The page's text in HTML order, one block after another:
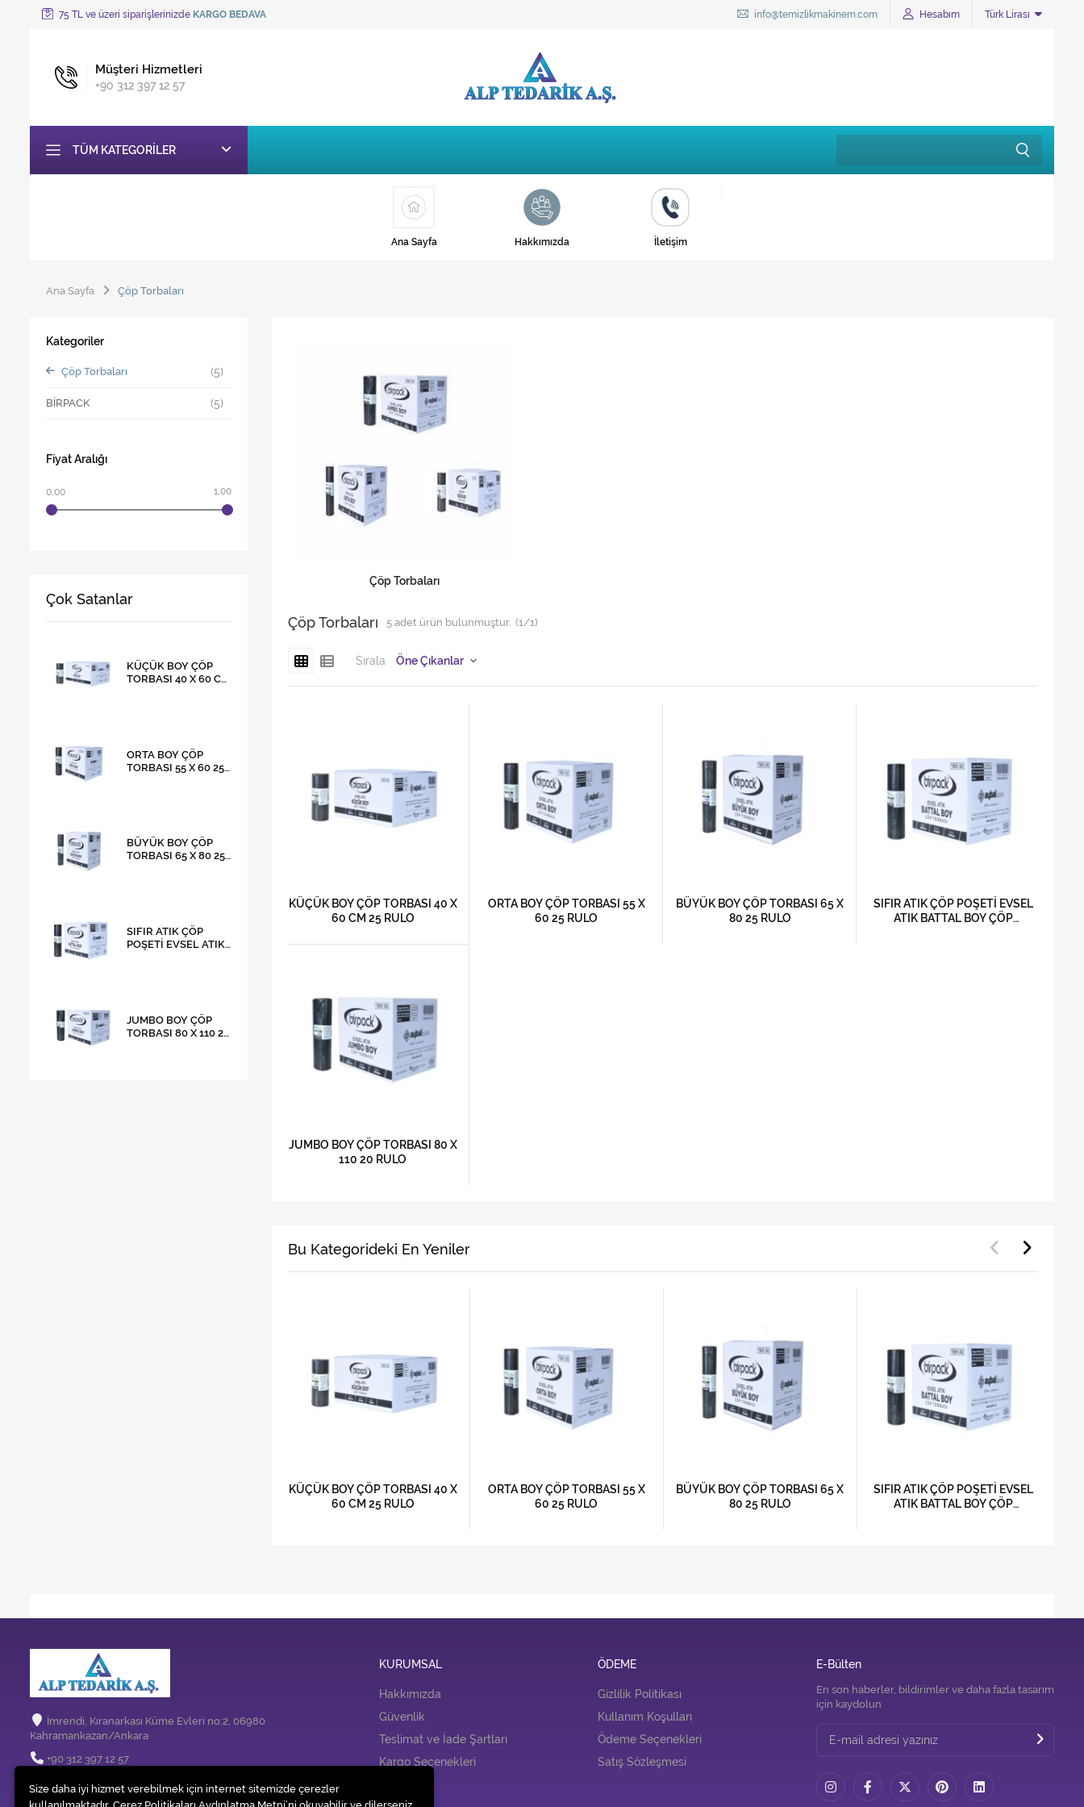
75 TL ve üzeri siparişlerinizde KARGO BEDAVA info@temizlikmakinem.com Hesabım Türk Lirası
Müşteri Hizmetleri
+90 312 397 12 57
TÜM KATEGORILER
Ana Sayfa Hakkımızda İletişim
Ana Sayfa Çöp Torbaları
Çöp Torbaları
Çöp Torbaları 5 adet ürün bulunmuştur. (1/1)
Sırala
KÜÇÜK BOY ÇÖP TORBASI 40 X
60 CM 25 RULO
ORTA BOY ÇÖP TORBASI 55 X
60 25 RULO
BÜYÜK BOY ÇÖP TORBASI 65 X
80 25 RULO
SIFIR ATIK ÇÖP POŞETİ EVSEL
ATIK BATTAL BOY ÇÖP
JUMBO BOY ÇÖP TORBASI 80 X
110 20 RULO
Bu Kategorideki En Yeniler
KÜÇÜK BOY ÇÖP TORBASI 40 X
60 CM 25 RULO
ORTA BOY ÇÖP TORBASI 55 X
60 25 RULO
BÜYÜK BOY ÇÖP TORBASI 65 X
80 25 RULO
SIFIR ATIK ÇÖP POŞETİ EVSEL
ATIK BATTAL BOY ÇÖP
Kategoriler
Çöp Torbaları (5)
BİRPACK
Fiyat Aralığı
0,00 1,00
Çok Satanlar
KÜÇÜK BOY ÇÖP
TORBASI 40 X 60 CM
ORTA BOY ÇÖP
TORBASI 55 X 60 25
BÜYÜK BOY ÇÖP
TORBASI 65 X 80 25
SIFIR ATIK ÇÖP
POŞETİ EVSEL ATIK
JUMBO BOY ÇÖP
TORBASI 80 X 110 20
İmrendi, Kıranarkası Küme Evleri no:2, 06980
Kahramankazan/Ankara
+90 312 397 12 57
E-Bülten
En son haberler, bildirimler ve daha fazla tasarım
için kaydolun
KURUMSAL
Hakkımızda
Güvenlik
Teslimat ve İade Şartları
Kargo Seçenekleri
ÖDEME
Gizlilik Politikası
Kullanım Koşulları
Ödeme Seçenekleri
Satış Sözleşmesi
Size daha iyi hizmet verebilmek için internet sitemizde çerezler